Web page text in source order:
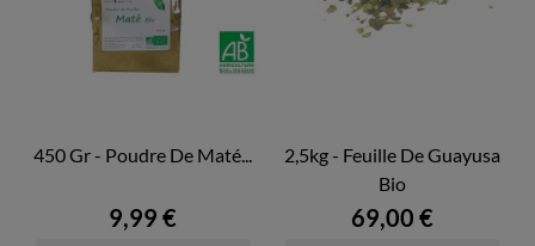
450 Gr - Poudre De Maté...
9,99 €
2,5kg - Feuille De Guayusa
Bio
69,00 €